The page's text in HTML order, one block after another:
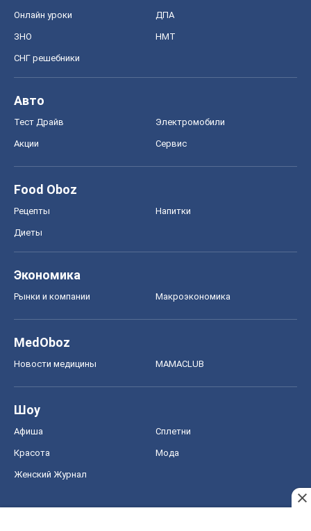
Онлайн уроки ДПА
ЗНО НМТ
СНГ решебники
Авто
Тест Драйв Электромобили
Акции Сервис
Food Oboz
Рецепты Напитки
Диеты
Экономика
Рынки и компании Mакроэкономика
MedOboz
Новости медицины MAMACLUB
Шоу
Афиша Сплетни
Красота Мода
Женский Журнал